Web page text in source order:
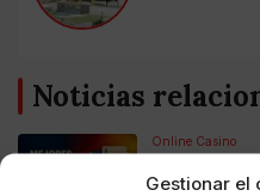
Gestionar el
Noticias
Online Casino
Mejores
Colombia